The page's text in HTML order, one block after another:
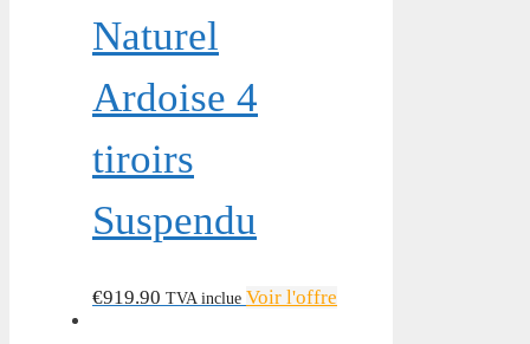
Naturel
Ardoise 4
tiroirs
Suspendu
€919.90 TVA inclue Voir l'offre